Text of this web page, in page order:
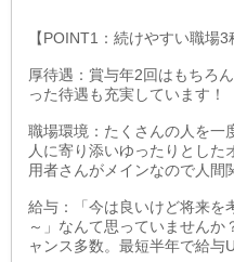
【POINT1：続けやすい職場3
厚待遇：賞与年2回はもちろ
った待遇も充実しています！
職場環境：たくさんの人を一
人に寄り添いゆったりとした
用者さんがメインなので人間
給与：「今は良いけど将来を
～」なんて思っていませんか
ャンス多数。最短半年で給与